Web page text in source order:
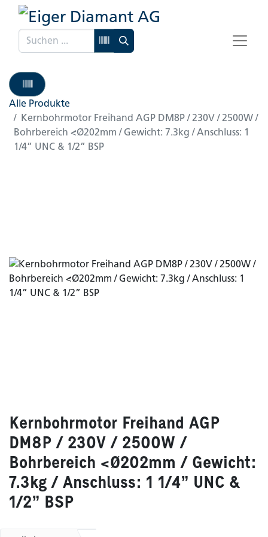
Alle Produkte
Kernbohrmotor Freihand AGP DM8P / 230V / 2500W /
Bohrbereich <Ø202mm / Gewicht: 7.3kg / Anschluss: 1
1/4” UNC & 1/2” BSP
Kernbohrmotor Freihand AGP
DM8P / 230V / 2500W /
Bohrbereich <Ø202mm / Gewicht:
7.3kg / Anschluss: 1 1/4” UNC &
1/2” BSP